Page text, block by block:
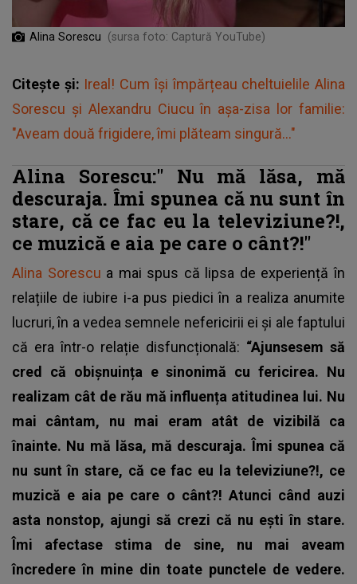
Alina Sorescu (sursa foto: Captură YouTube)
Citește și: Ireal! Cum își împărțeau cheltuielile Alina
Sorescu și Alexandru Ciucu în așa-zisa lor familie:
"Aveam două frigidere, îmi plăteam singură..."
Alina Sorescu:" Nu mă lăsa, mă
descuraja. Îmi spunea că nu sunt în
stare, că ce fac eu la televiziune?!,
ce muzică e aia pe care o cânt?!"
Alina Sorescu a mai spus că lipsa de experiență în
relațiile de iubire i-a pus piedici în a realiza anumite
lucruri, în a vedea semnele nefericirii ei și ale faptului
că era într-o relație disfuncțională: “Ajunsesem să
cred că obișnuința e sinonimă cu fericirea. Nu
realizam cât de rău mă influența atitudinea lui. Nu
mai cântam, nu mai eram atât de vizibilă ca
înainte. Nu mă lăsa, mă descuraja. Îmi spunea că
nu sunt în stare, că ce fac eu la televiziune?!, ce
muzică e aia pe care o cânt?! Atunci când auzi
asta nonstop, ajungi să crezi că nu ești în stare.
Îmi afectase stima de sine, nu mai aveam
încredere în mine din toate punctele de vedere.